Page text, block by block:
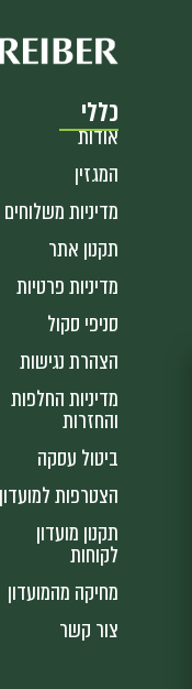
כללי
אודות
המגזין
מדיניות משלוחים
תקנון אתר
מדיניות פרטיות
סניפי סקול
הצהרת נגישות
מדיניות החלפות
והחזרות
ביטול עסקה
הצטרפות למועדון
תקנון מועדון
לקוחות
מחיקה מהמועדון
צור קשר